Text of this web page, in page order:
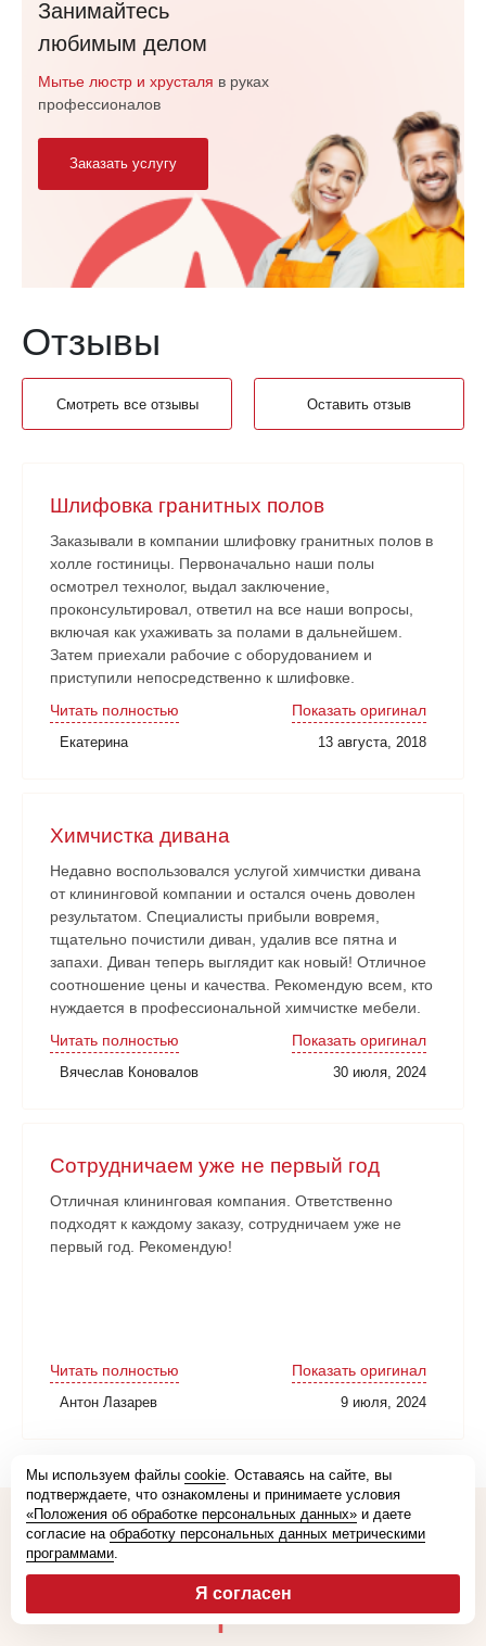
Занимайтесь
любимым делом
Мытье люстр и хрусталя в руках
профессионалов
Заказать услугу
Отзывы
Смотреть все отзывы Оставить отзыв
Шлифовка гранитных полов
Заказывали в компании шлифовку гранитных полов в
холле гостиницы. Первоначально наши полы
осмотрел технолог, выдал заключение,
проконсультировал, ответил на все наши вопросы,
включая как ухаживать за полами в дальнейшем.
Затем приехали рабочие с оборудованием и
приступили непосредственно к шлифовке.
наши замечания и пожелания учитывали. Работа
сдана в срок. Очень довольны!
Читать полностью Показать оригинал
Екатерина 13 августа, 2018
Химчистка дивана
Недавно воспользовался услугой химчистки дивана
от клининговой компании и остался очень доволен
результатом. Специалисты прибыли вовремя,
тщательно почистили диван, удалив все пятна и
запахи. Диван теперь выглядит как новый! Отличное
соотношение цены и качества. Рекомендую всем, кто
нуждается в профессиональной химчистке мебели.
Читать полностью
Показать оригинал
Вячеслав Коновалов 30 июля, 2024
Сотрудничаем уже не первый год
Отличная клининговая компания. Ответственно
подходят к каждому заказу, сотрудничаем уже не
первый год. Рекомендую!
Читать полностью Показать оригинал
Антон Лазарев 9 июля, 2024
Остались
вопросы?
Мы используем файлы cookie. Оставаясь на сайте, вы
подтверждаете, что ознакомлены и принимаете условия
«Положения об обработке персональных данных» и даете
согласие на обработку персональных данных метрическими
программами.
Я согласен